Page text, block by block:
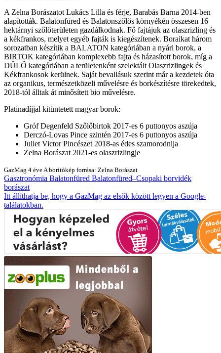
A Zelna Borászatot Lukács Lilla és férje, Barabás Barna 2014-ben
alapították. Balatonfüred és Balatonszőlős környékén összesen 16
hektárnyi szőlőterületen gazdálkodnak. Fő fajtájuk az olaszrizling és
a kékfrankos, melyet egyéb fajták is kiegészítenek. Boraikat három
sorozatban készítik a BALATON kategóriában a nyári borok, a
BIRTOK kategóriában komplexebb fajta és házasított borok, míg a
DŰLŐ kategóriában a területenként szelektált Olaszrizlingek és
Kékfrankosok kerülnek. Saját bevallásuk szerint már a kezdetek óta
az organikus, természetközeli művelésre és borkészítésre törekedtek,
2018-tól álltak át minősített bio művelésre.
Platinadíjjal kitüntetett magyar borok:
Gróf Degenfeld Szőlőbirtok 2017-es 6 puttonyos aszúja
Derczó-Lovas Pince szintén 2017-es 6 puttonyos aszúja
Juliet Victor Pincészet 2018-as édes szamorodnija
Zelna Borászat 2021-es olaszrizlingje
GazMag 4 éve A borítókép forrása: Zelna Borászat
Gasztronómia Balatonfüred Balatonfüred–Csopaki borvidék
borászat
Itt állíthatja be, hogy a GazMag az elsők között legyen a Google-
találatokban.